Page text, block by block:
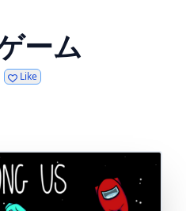
ーム
Like